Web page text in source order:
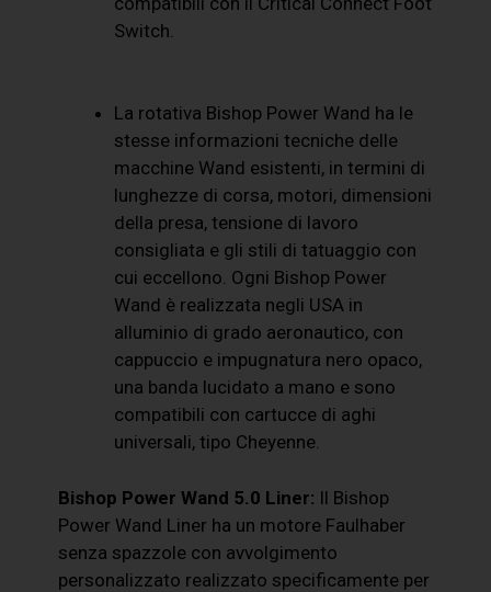
Switch.
La rotativa Bishop Power Wand ha le
stesse informazioni tecniche delle
macchine Wand esistenti, in termini di
lunghezze di corsa, motori, dimensioni
della presa, tensione di lavoro
consigliata e gli stili di tatuaggio con
cui eccellono. Ogni Bishop Power
Wand è realizzata negli USA in
alluminio di grado aeronautico, con
cappuccio e impugnatura nero opaco,
una banda lucidato a mano e sono
compatibili con cartucce di aghi
universali, tipo Cheyenne.
Bishop Power Wand 5.0 Liner: Il Bishop
Power Wand Liner ha un motore Faulhaber
senza spazzole con avvolgimento
personalizzato realizzato specificamente per